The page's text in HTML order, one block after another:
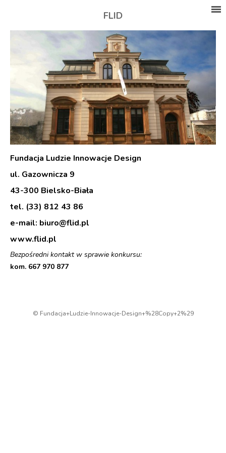
FLID
Fundacja Ludzie Innowacje Design
ul. Gazownicza 9
43-300 Bielsko-Biała
tel. (33) 812 43 86
e-mail: biuro@flid.pl
www.flid.pl
Bezpośredni kontakt w sprawie konkursu:
kom. 667 970 877
© Fundacja+Ludzie-Innowacje-Design+%28Copy+2%29